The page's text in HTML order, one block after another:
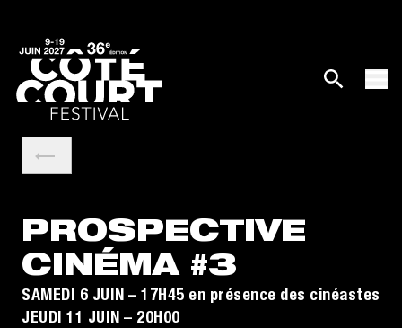
PROSPECTIVE
CINÉMA #3
SAMEDI 6 JUIN – 17H45 en présence des cinéastes
JEUDI 11 JUIN – 20H00